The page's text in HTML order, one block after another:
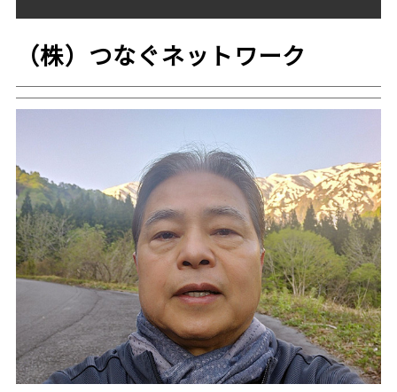
（株）つなぐネットワーク